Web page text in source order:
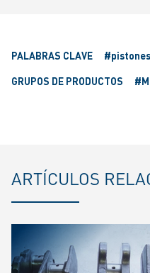
PALABRAS CLAVE
#pistones
GRUPOS DE PRODUCTOS
ARTÍCULOS